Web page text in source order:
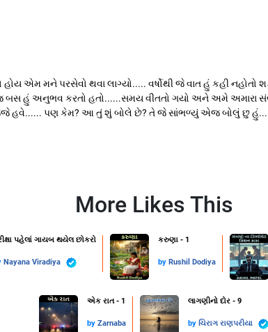
હોય એમ મને પરસેવો થવા લાગ્યો..... વર્ષોથી જે વાત હું કહી
હું અનુભવ કરતો હતો......સમય વીતતો ગયો અને અમે અમારા
પણ કેમ? આ તું શું બોલે છે? તે જે સાંભળ્યું એજ બોલું છુ હું..... મારા
More Likes This
પહેલાં ગાયબ થયેલ છોકરો
Nayana Viradiya
કરુણા - 1
by Rushil Dodiya
એક રાત - 1
by Zarnaba
લાગણીનો દોર - 9
by ચિરાગ રાણપરીયા